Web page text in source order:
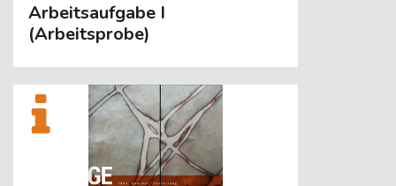
Arbeitsaufgabe I
(Arbeitsprobe)
[Cocoon] About (Text with Image) überspringen